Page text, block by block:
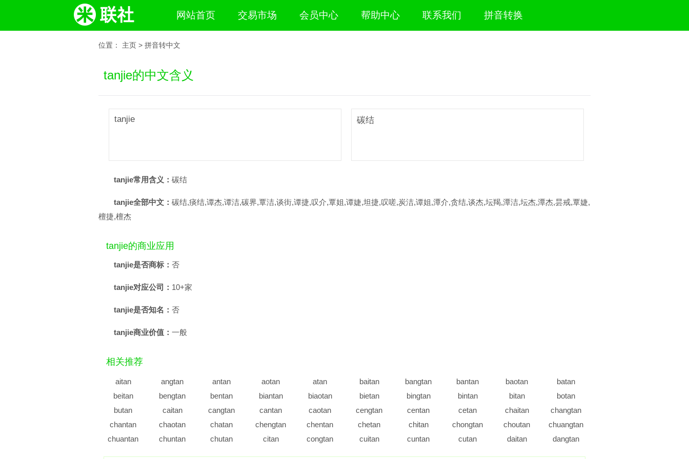
网站首页 交易市场 会员中心 帮助中心 联系我们 拼音转换
位置： 主页 > 拼音转中文
tanjie的中文含义
tanjie 碳结
tanjie常用含义： 碳结
tanjie全部中文： 碳结,痰结,谭杰,谭洁,碳界,覃洁,谈街,谭捷,叹介,覃姐,谭婕,坦捷,叹嗟,炭洁,谭姐,潭介,贪结,谈杰,坛羯,潭洁,坛杰,潭杰,昙戒,覃婕,
檀捷,檀杰
tanjie的商业应用
tanjie是否商标： 否
tanjie对应公司： 10+家
tanjie是否知名： 否
tanjie商业价值： 一般
相关推荐
aitan angtan antan aotan atan baitan bangtan bantan baotan
batan
beitan
bengtan bentan biantan biaotan bietan bingtan bintan bitan
botan
butan
caitan cangtan cantan caotan cengtan centan cetan chaitan
changtan
chantan
chaotan chatan chengtan chentan chetan chitan chongtan choutan
chuangtan
chuantan
chuntan chutan citan congtan cuitan cuntan cutan daitan
dangtan